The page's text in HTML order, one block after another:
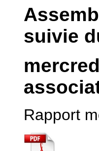
suivie
Rapport